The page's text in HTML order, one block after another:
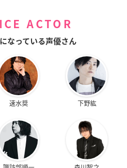
ACTOR
なっている声優さん
速水奨 下野紘